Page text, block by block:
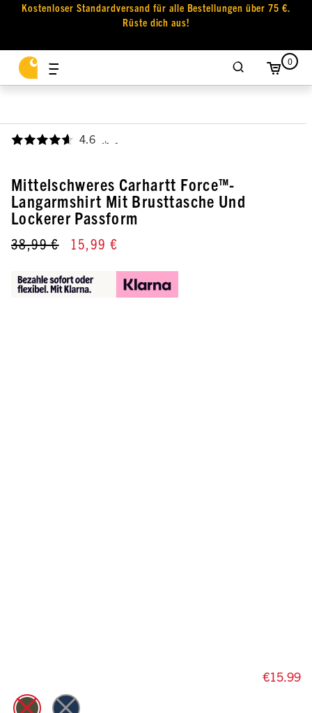
Kostenloser Standardversand für alle Bestellungen über 75 €.
Rüste dich aus!
0
4.6 ,
Mittelschweres Carhartt Force™-
Langarmshirt Mit Brusttasche Und
Lockerer Passform
38,99 € 15,99 €
€15.99